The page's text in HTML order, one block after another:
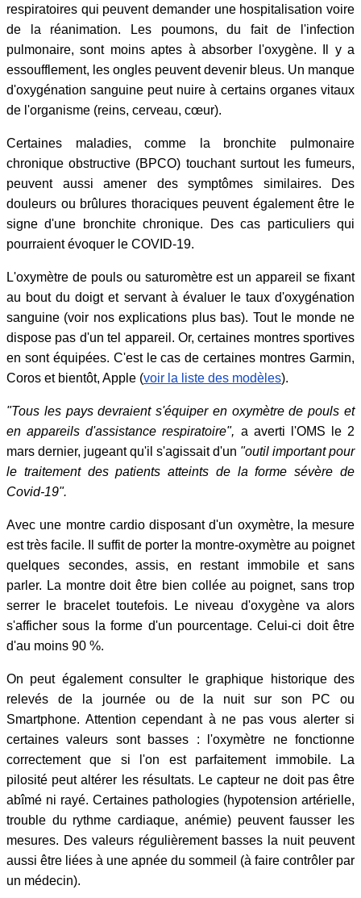
respiratoires qui peuvent demander une hospitalisation voire
de la réanimation. Les poumons, du fait de l'infection
pulmonaire, sont moins aptes à absorber l'oxygène. Il y a
essoufflement, les ongles peuvent devenir bleus. Un manque
d'oxygénation sanguine peut nuire à certains organes vitaux
de l'organisme (reins, cerveau, cœur).
Certaines maladies, comme la bronchite pulmonaire
chronique obstructive (BPCO) touchant surtout les fumeurs,
peuvent aussi amener des symptômes similaires. Des
douleurs ou brûlures thoraciques peuvent également être le
signe d'une bronchite chronique. Des cas particuliers qui
pourraient évoquer le COVID-19.
L'oxymètre de pouls ou saturomètre est un appareil se fixant
au bout du doigt et servant à évaluer le taux d'oxygénation
sanguine (voir nos explications plus bas). Tout le monde ne
dispose pas d'un tel appareil. Or, certaines montres sportives
en sont équipées. C'est le cas de certaines montres Garmin,
Coros et bientôt, Apple (voir la liste des modèles).
"Tous les pays devraient s'équiper en oxymètre de pouls et
en appareils d'assistance respiratoire", a averti l'OMS le 2
mars dernier, jugeant qu'il s'agissait d'un "outil important pour
le traitement des patients atteints de la forme sévère de
Covid-19".
Avec une montre cardio disposant d'un oxymètre, la mesure
est très facile. Il suffit de porter la montre-oxymètre au poignet
quelques secondes, assis, en restant immobile et sans
parler. La montre doit être bien collée au poignet, sans trop
serrer le bracelet toutefois. Le niveau d'oxygène va alors
s'afficher sous la forme d'un pourcentage. Celui-ci doit être
d'au moins 90 %.
On peut également consulter le graphique historique des
relevés de la journée ou de la nuit sur son PC ou
Smartphone. Attention cependant à ne pas vous alerter si
certaines valeurs sont basses : l'oxymètre ne fonctionne
correctement que si l'on est parfaitement immobile. La
pilosité peut altérer les résultats. Le capteur ne doit pas être
abîmé ni rayé. Certaines pathologies (hypotension artérielle,
trouble du rythme cardiaque, anémie) peuvent fausser les
mesures. Des valeurs régulièrement basses la nuit peuvent
aussi être liées à une apnée du sommeil (à faire contrôler par
un médecin).